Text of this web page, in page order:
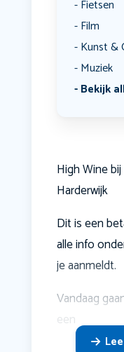
Fietsen
Film
Kunst &
Muziek
Bekijk
High Wine
Harderwijk
Dit is een
alle info
je aanmeldt.
Vandaag
een